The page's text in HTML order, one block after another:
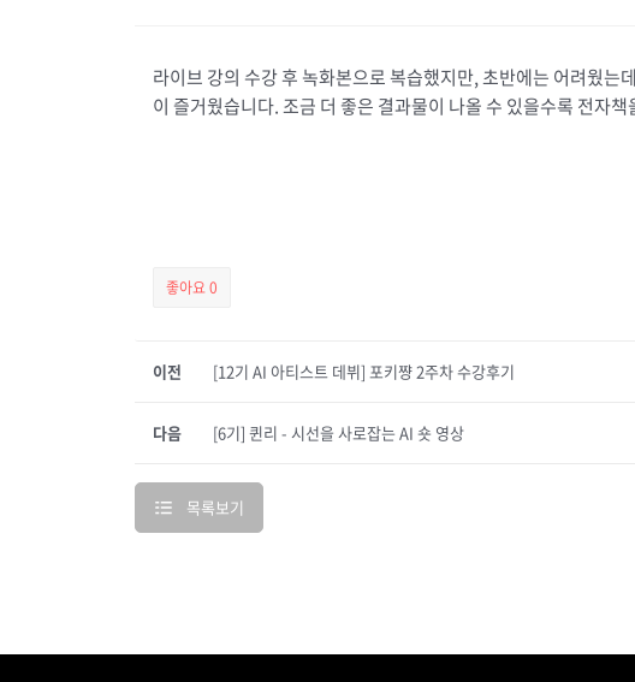
라이브 강의 수강 후 녹화본으로 복습했지만, 초반에는 어려웠는
이 즐거웠습니다. 조금 더 좋은 결과물이 나올 수 있을수록 전자
좋아요0
이전 [12기 AI 아티스트 데뷔] 포키쨩 2주차 수강후기
[6기] 퀸리 - 시선을 사로잡는 AI 숏 영상
다음
목록보기